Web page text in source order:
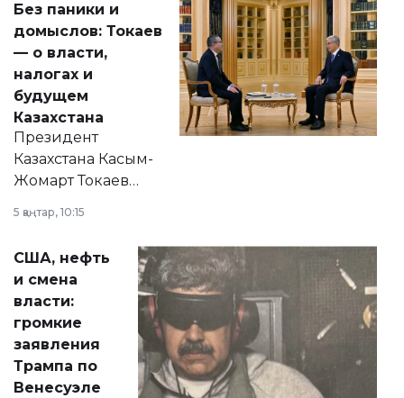
Без паники и
домыслов: Токаев
— о власти,
налогах и
будущем
Казахстана
Президент
Казахстана Касым-
Жомарт Токаев
сразу несколько
актуальных тем —
от слухов о
политических
реформах до
вопросов армии,
экономики и
личного здоровья.
5 қаңтар, 10:15
США, нефть
и смена
власти:
громкие
заявления
Трампа по
Венесуэле